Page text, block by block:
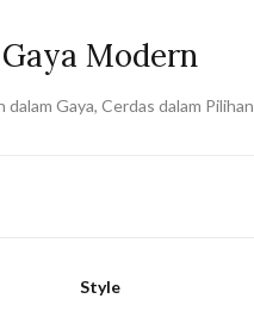
Gaya Modern
dalam Gaya, Cerdas dalam Pilihan
Style